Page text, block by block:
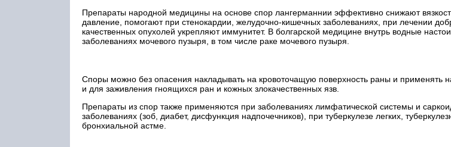
Препараты народной медицины на основе спор лангерманнии эффективно снижают
давление, помогают при стенокардии, желудочно-кишечных заболе­ваниях, при лечении
качественных опухолей укрепляют иммунитет. В болгарской медицине внутрь водные
заболеваниях мочевого пузыря, в том числе раке мочевого пузыря.
Споры можно без опасения накладывать на кровоточащую поверхность раны и применять
и для заживления гноящихся ран и кожных злокачественных язв.
Препараты из спор также применяются при заболеваниях лимфатической системы и
заболеваниях (зоб, диабет, дисфункция надпочечников), при туберкулезе легких,
бронхиальной астме.